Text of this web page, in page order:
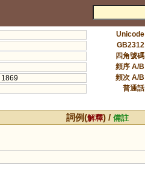
1869
Unicode
GB2312
四角號碼
頻序 A/B
頻次 A/B
普通話
詞例(解釋) /備註